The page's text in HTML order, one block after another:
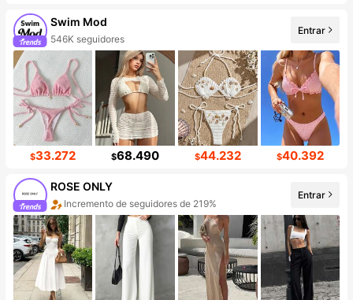
Swim Mod
546K seguidores
Entrar
$33.272 $68.490 $44.232 $40.392
ROSE ONLY
Incremento de seguidores de 219%
Entrar